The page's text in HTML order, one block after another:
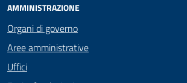
AMMINISTRAZIONE
Organi di governo
Aree amministrative
Uffici